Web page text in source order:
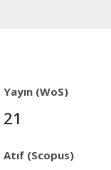
Yayın (WoS)
21
Atıf (Scopus)